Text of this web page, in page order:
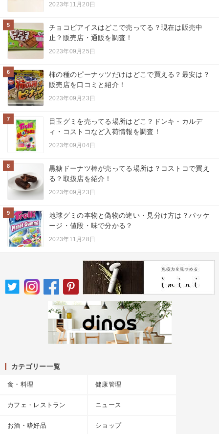
2023年11月20日
5
チョコビアイスはどこで売ってる？現在は販売中
止？販売店・通販を調査！
2023年09月25日
6
柿の種のピーナッツだけはどこで買える？最安は？
販売店を口コミと紹介！
2023年09月23日
7
目玉グミを売ってる場所はどこ？ドンキ・カルデ
ィ・コストコなど入荷情報を調査！
2023年09月04日
8
黒糖ドーナツ棒が売ってる場所は？コストコで買え
る？取扱店を紹介！
2023年09月23日
9
地球グミの本物と偽物の違い・見分け方は？パッケ
ージ・値段・味で分かる？
2023年11月28日
カテゴリー一覧
食・料理 健康管理
カフェ・レストラン ニュース
お酒・嗜好品 ショップ